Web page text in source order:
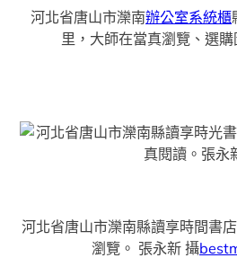
河北省唐山市灤南辦公室系統櫃
里，大師在當真瀏覽、選購
河北省唐山市灤南縣讀享時間書
瀏覽。 張永新 攝